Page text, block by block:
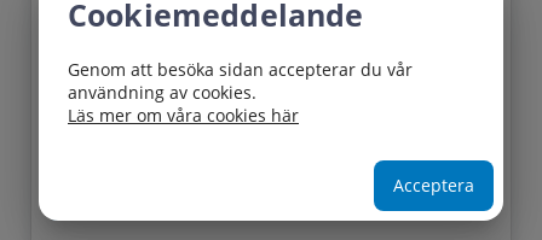
Sista
anmälningsdag:
2026-08-17
Cookiemeddelande
Genom att besöka sidan accepterar du vår
användning av cookies.
Läs mer om våra cookies här
Acceptera